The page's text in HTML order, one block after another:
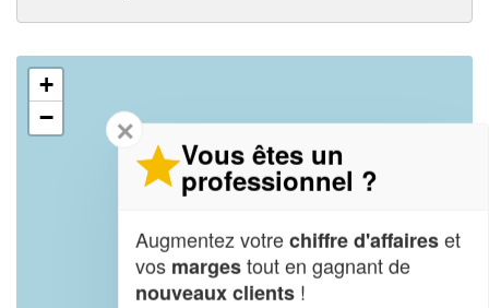
+
−
✕
Vous êtes un
professionnel ?
Augmentez votrechiffre d'affaireset
vos margestout en gagnant de
nouveaux clients !